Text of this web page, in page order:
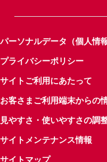
パーソナルデータ（個人情
プライバシーポリシー
サイトご利用にあたって
お客さまご利用端末からの
見やすさ・使いやすさの調
サイトメンテナンス情報
サイトマップ